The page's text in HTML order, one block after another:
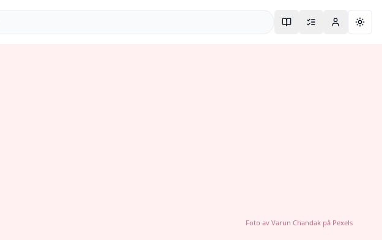
Foto av Varun Chandakpå Pexels